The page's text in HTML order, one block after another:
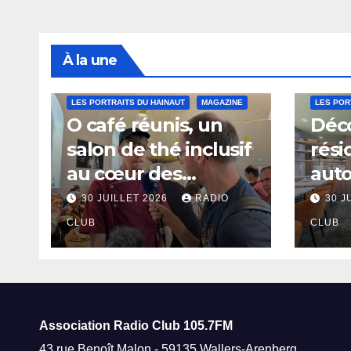
À la une
LES PORTRAITS DU HAINAUT MAGAZINE
O café réunis, un
salon de thé inclusif
au cœur des
thermes de Saint-
Amand-les-Eaux
30 JUILLET 2026 RADIO
CLUB
LES
à 30
CLUB
Association Radio Club 105.7FM